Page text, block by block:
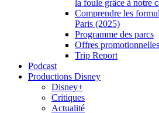
la foule grâce à notre
Comprendre les
Paris (2025)
Programme des parcs
Offres promotionnelles
Trip Report
Podcast
Productions Disney
Disney+
Critiques
Actualité